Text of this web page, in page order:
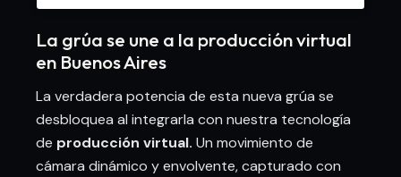
La grúa se une a la producción virtual
en Buenos Aires
La verdadera potencia de esta nueva grúa se
desbloquea al integrarla con nuestra tecnología
de producción virtual. Un movimiento de
cámara dinámico y envolvente, capturado con